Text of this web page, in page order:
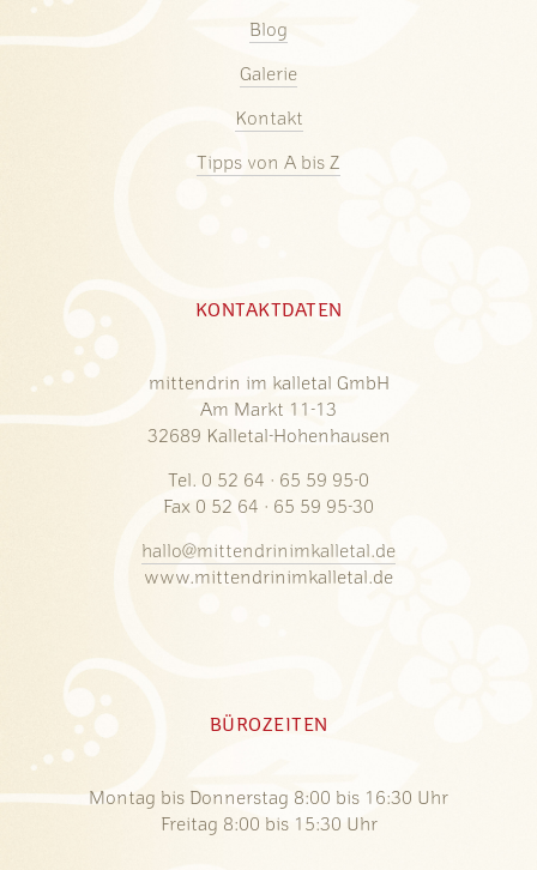
Blog
Galerie
Kontakt
Tipps von A bis Z
KONTAKTDATEN
mittendrin im kalletal GmbH
Am Markt 11-13
32689 Kalletal-Hohenhausen
Tel. 0 52 64 · 65 59 95-0
Fax 0 52 64 · 65 59 95-30
hallo@mittendrinimkalletal.de
www.mittendrinimkalletal.de
BÜROZEITEN
Montag bis Donnerstag 8:00 bis 16:30 Uhr
Freitag 8:00 bis 15:30 Uhr